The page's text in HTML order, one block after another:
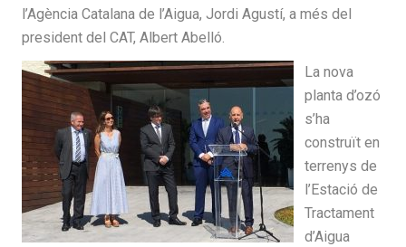
l’Agència Catalana de l’Aigua, Jordi Agustí, a més del
president del CAT, Albert Abelló.
La nova
planta d’ozó
s’ha
construït en
terrenys de
l’Estació de
Tractament
d’Aigua